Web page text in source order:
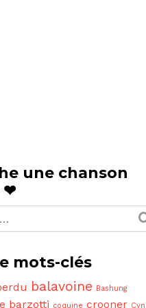
une chanson
❤
mots-clés
balavoine
Bashung
barzotti coquine crooner